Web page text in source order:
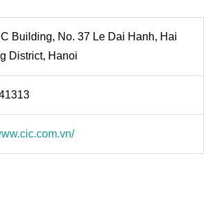
Building, No. 37 Le Dai Hanh, Hai
District, Hanoi